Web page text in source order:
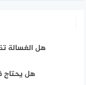
هل الغسالة
هل يحتاج